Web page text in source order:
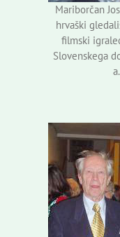
Mariborčan
hrvaški
filmski
Slovenskega